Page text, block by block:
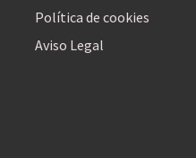
Política de cookies
Aviso Legal